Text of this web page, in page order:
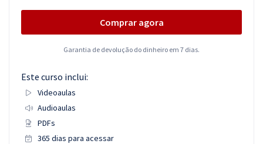
Comprar agora
Garantia de devolução do dinheiro em 7 dias.
Este curso inclui:
Videoaulas
Audioaulas
PDFs
365 dias para acessar